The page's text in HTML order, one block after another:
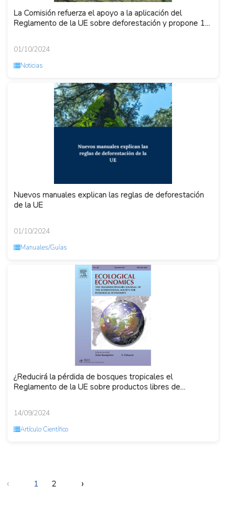
La Comisión refuerza el apoyo a la aplicación del
Reglamento de la UE sobre deforestación y propone 12
01/10/2024
Noticias
Nuevos manuales explican las reglas de deforestación
de la UE
01/10/2024
Manuales/Guías
¿Reducirá la pérdida de bosques tropicales el
Reglamento de la UE sobre productos libres de
14/09/2024
Artículo Científico
‹ 1 2 ›